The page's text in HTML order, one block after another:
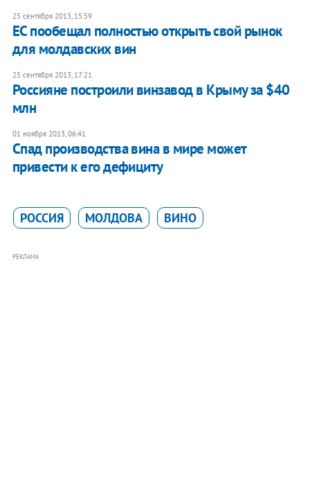
25 сентября 2013, 15:59
ЕС пообещал полностью открыть свой рынок
для молдавских вин
25 сентября 2013, 17:21
Россияне построили винзавод в Крыму за $40
млн
01 ноября 2013, 06:41
Спад производства вина в мире может
привести к его дефициту
РОССИЯ МОЛДОВА ВИНО
РЕКЛАМА